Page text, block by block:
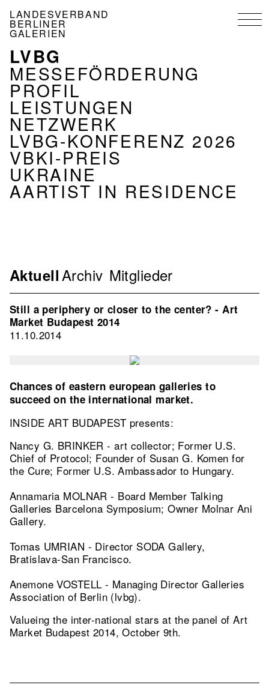
zum
Inhalt
LANDESVERBAND
BERLINER
GALERIEN
NAVIGATION
VERBAND
LVBG
MESSEFÖRDERUNG
PROFIL
LEISTUNGEN
NETZWERK
LVBG-KONFERENZ 2026
VBKI-PREIS
UKRAINE
AARTIST IN RESIDENCE
Navigation
Verband
2nd
Level
AktuellArchiv Mitglieder
Still a periphery or closer to the center? - Art
Market Budapest 2014
11.10.2014
Chances of eastern european galleries to
succeed on the international market.
INSIDE ART BUDAPEST presents:
Nancy G. BRINKER - art collector; Former U.S.
Chief of Protocol; Founder of Susan G. Komen for
the Cure; Former U.S. Ambassador to Hungary.
Annamaria MOLNAR - Board Member Talking
Galleries Barcelona Symposium; Owner Molnar Ani
Gallery.
Tomas UMRIAN - Director SODA Gallery,
Bratislava-San Francisco.
Anemone VOSTELL - Managing Director Galleries
Association of Berlin (lvbg).
Valueing the inter-national stars at the panel of Art
Market Budapest 2014, October 9th.